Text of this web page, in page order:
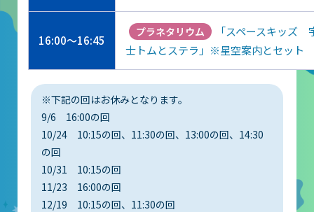
天文グループアルバイト募集
実験・展示分野のアルバイト募集
インフォメーション アルバイト募集
科学館ボランティア募集
職場体験・実習・CST
職場体験について
16:00～16:45
プラネタリウム
「スペースキッズ
士トムとステラ」※星空案内とセット
※下記の回はお休みとなります。
9/6 16:00の回
10/24 10:15の回、11:30の回、13:00の回、14:30
の回
10/31 10:15の回
11/23 16:00の回
12/19 10:15の回、11:30の回